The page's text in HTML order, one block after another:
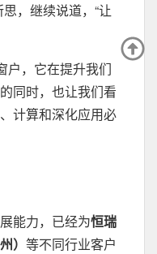
，继续说道，“让
户，它在提升我们
同时，也让我们看
计算和深化应用必
能力，已经为恒瑞
） 等不同行业客户